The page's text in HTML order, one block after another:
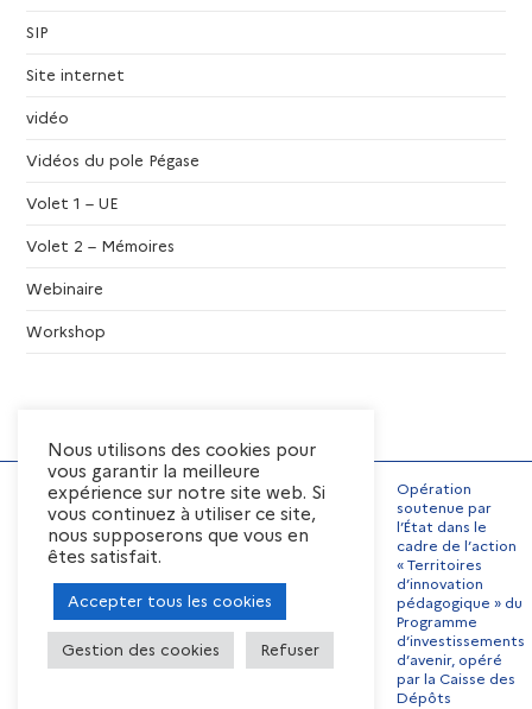
SIP
Site internet
vidéo
Vidéos du pole Pégase
Volet 1 – UE
Volet 2 – Mémoires
Webinaire
Workshop
Mentions Légales
d’utilisation
Préférences de cookies
Contact
Offres d’emplois
Opération
soutenue par
l’État dans le
cadre de l’action
« Territoires
d’innovation
pédagogique » du
Programme
d’investissements
d’avenir, opéré
par la Caisse des
Dépôts
Nous utilisons des cookies pour
vous garantir la meilleure
expérience sur notre site web. Si
vous continuez à utiliser ce site,
nous supposerons que vous en
êtes satisfait.
Accepter tous les cookies
Gestion des cookies Refuser